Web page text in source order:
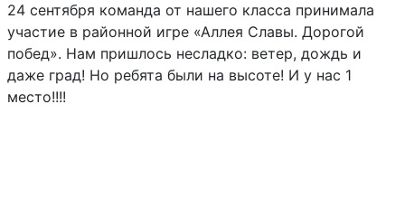
24 сентября команда от нашего класса принимала
участие в районной игре «Аллея Славы. Дорогой
побед». Нам пришлось несладко: ветер, дождь и
даже град! Но ребята были на высоте! И у нас 1
место!!!!